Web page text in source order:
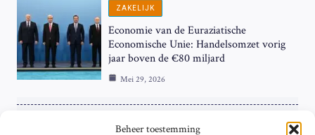
Beheer toestemming
ZAKELIJK
Economie van de Euraziatische
Economische Unie: Handelsomzet vorig
jaar boven de €80 miljard
Mei 29, 2026
ZAKELIJK